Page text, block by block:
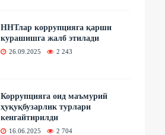
ННТлар коррупцияга қарши
курашишга жалб этилади
26.09.2025 2 243
Коррупцияга оид маъмурий
ҳуқуқбузарлик турлари
кенгайтирилди
16.06.2025 2 704